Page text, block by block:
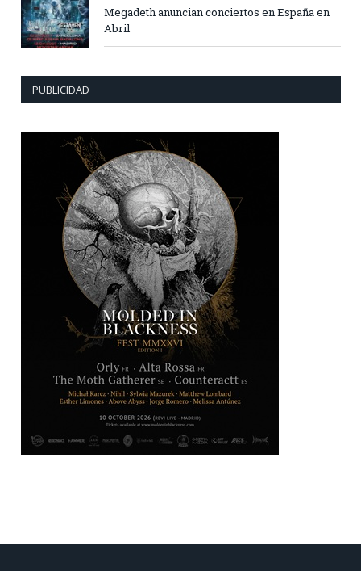
Megadeth anuncian conciertos en España en
Abril
PUBLICIDAD